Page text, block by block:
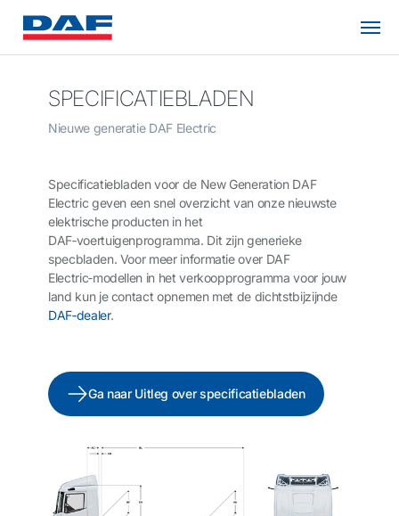
SPECIFICATIEBLADEN
Nieuwe generatie DAF Electric
Specificatiebladen voor de New Generation DAF
Electric geven een snel overzicht van onze nieuwste
elektrische producten in het
DAF‑voertuigenprogramma. Dit zijn generieke
specbladen. Voor meer informatie over DAF
Electric‑modellen in het verkoopprogramma voor jouw
land kun je contact opnemen met de dichtstbijzijnde
DAF‑dealer.
Ga naar Uitleg over specificatiebladen